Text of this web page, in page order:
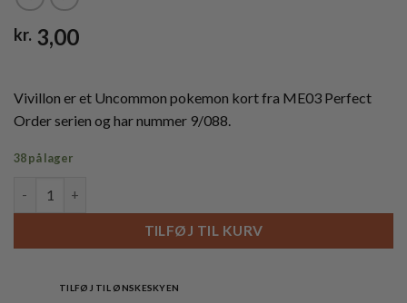
kr. 3,00
Vivillon er et Uncommon pokemon kort fra ME03 Perfect
Order serien og har nummer 9/088.
38 på lager
TILFØJ TIL KURV
TILFØJ TIL ØNSKESKYEN